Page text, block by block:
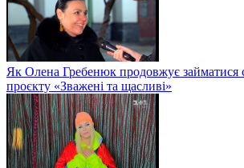
Як Олена Гребенюк продовжує займатися
проєкту «Зважені та щасливі»